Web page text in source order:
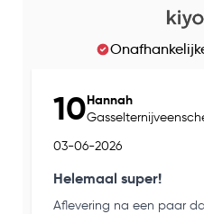
10Hannah
03-06-2026
Helemaal super!
Aflevering na een paar